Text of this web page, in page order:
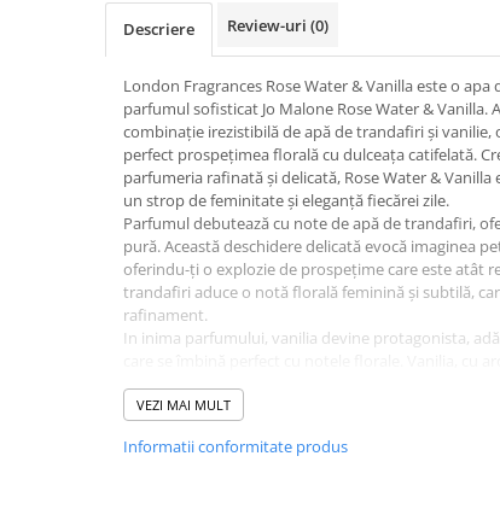
Hrana, Accesorii si Ingrijire Animale
Hrana Umeda
Hrana Uscata
Hrana Umeda
Hrana Uscata
Ingrijire Animale
Ingrijire Copii
Accesorii Baie
Descriere Review-uri (0)
London Fragrances Rose Water & Vanilla este o
parfumul sofisticat Jo Malone Rose Water & Vanilla.
combinație irezistibilă de apă de trandafiri și
perfect prospețimea florală cu dulceața catifelată.
parfumeria rafinată și delicată, Rose Water &
un strop de feminitate și eleganță fiecărei zile.
Parfumul debutează cu note de apă de trandafiri,
pură. Această deschidere delicată evocă imaginea
oferindu-ți o explozie de prospețime care este atât
trandafiri aduce o notă florală feminină și subtilă,
rafinament.
In inima parfumului, vanilia devine protagonista,
acest parfum într-o adevărată experiență de confort
catifelată parfumului, creând un contrast
rafinat între romantism și dulceață, făcând parfumul
VEZI MAI MULT
Informatii conformitate produs